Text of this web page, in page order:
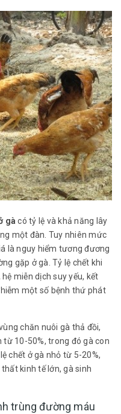
gà có tỷ lệ và khả năng lây
một đàn. Tuy nhiên mức
là nguy hiểm tương đương
gặp ở gà. Tỷ lệ chết khi
miễn dịch suy yếu, kết
một số bệnh thứ phát
chăn nuôi gà thả đồi,
từ 10-50%, trong đó gà con
chết ở gà nhỏ từ 5-20%,
kinh tế lớn, gà sinh
trùng đường máu